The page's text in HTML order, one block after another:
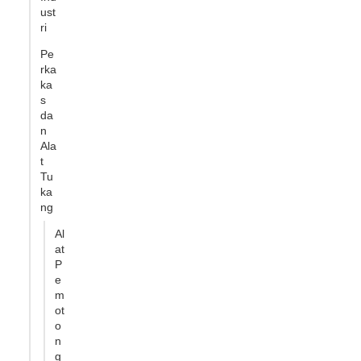
ust
ri
Pe
rka
ka
s
da
n
Ala
t
Tu
ka
ng
Al
at
P
e
m
ot
o
n
g